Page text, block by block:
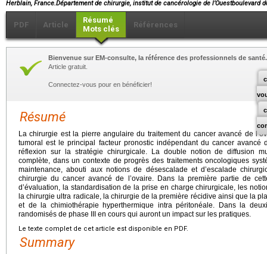
Herblain, France.Département de chirurgie, institut de cancérologie de l’Ouestboulevard
PDF Article
Résumé
Mots clés
Références
Bienvenue sur EM-consulte, la référence des professionnels de santé.
Article gratuit.
Connectez-vous pour en bénéficier!
Résumé
La chirurgie est la pierre angulaire du traitement du cancer avancé de
tumoral est le principal facteur pronostic indépendant du cancer avancé
réflexion sur la stratégie chirurgicale. La double notion de diffusion
complète, dans un contexte de progrès des traitements oncologiques
maintenance, abouti aux notions de désescalade et d’escalade
chirurgie du cancer avancé de l’ovaire. Dans la première partie de
d’évaluation, la standardisation de la prise en charge chirurgicale, les
la chirurgie ultra radicale, la chirurgie de la première récidive ainsi que la
et de la chimiothérapie hyperthermique intra péritonéale. Dans la
randomisés de phase III en cours qui auront un impact sur les pratiques.
Le texte complet de cet article est disponible en PDF.
Summary